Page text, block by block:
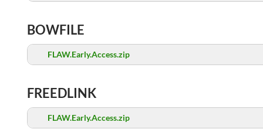
BOWFILE
FLAW.Early.Access.zip
FREEDLINK
FLAW.Early.Access.zip